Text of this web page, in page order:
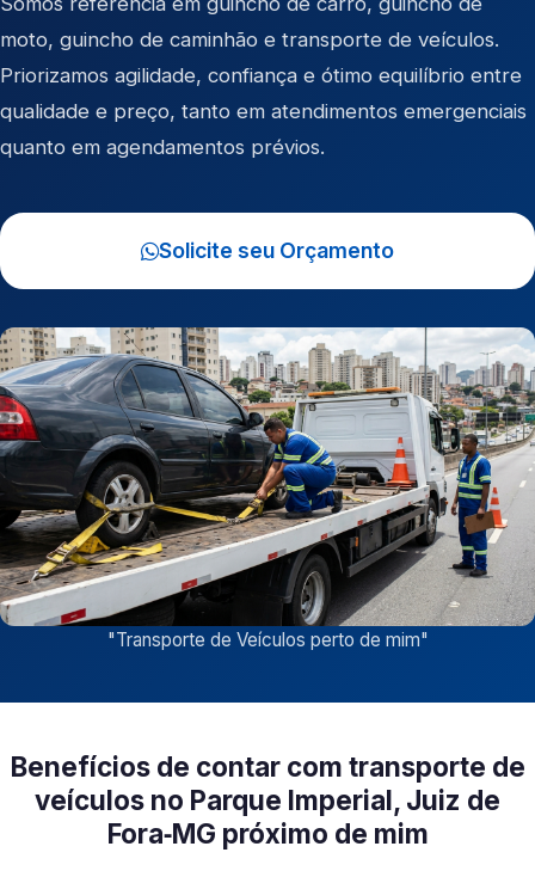
moto, guincho de caminhão e transporte de veículos.
Priorizamos agilidade, confiança e ótimo equilíbrio entre
qualidade e preço, tanto em atendimentos emergenciais
quanto em agendamentos prévios.
Solicite seu Orçamento
"Transporte de Veículos perto de mim"
Benefícios de contar com transporte de
veículos no Parque Imperial, Juiz de
Fora‑MG próximo de mim